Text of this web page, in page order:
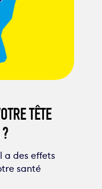
TÊTE
a des effets
santé